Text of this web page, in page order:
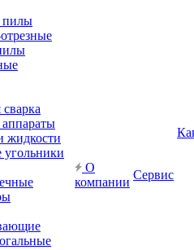
пилы
жидкости
О
компании
Сервис